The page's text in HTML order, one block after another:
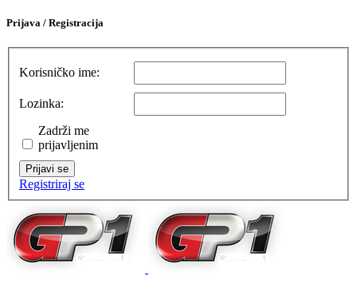
Prijava / Registracija
Korisničko ime:
Lozinka:
Zadrži me
prijavljenim
Prijavi se
Registriraj se